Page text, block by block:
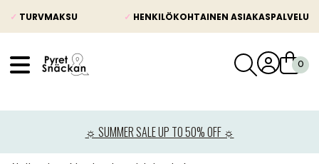
✓ TURVMAKSU ✓ HENKILÖKOHTAINEN ASIAKASPALVELU
☼ SUMMER SALE UP TO 50% OFF ☼
Lastenvaunut